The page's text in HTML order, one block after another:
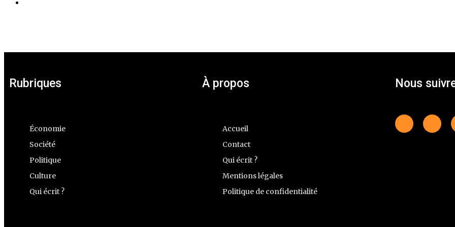
Rubriques
Économie
Société
Politique
Culture
Qui écrit ?
À propos
Accueil
Contact
Qui écrit ?
Mentions légales
Politique de confidentialité
Nous